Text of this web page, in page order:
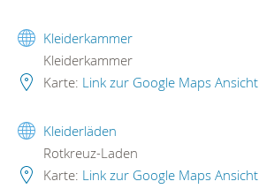
Kleiderkammer
Kleiderkammer
Karte: Link zur Google Maps Ansicht
Kleiderläden
Rotkreuz-Laden
Karte: Link zur Google Maps Ansicht